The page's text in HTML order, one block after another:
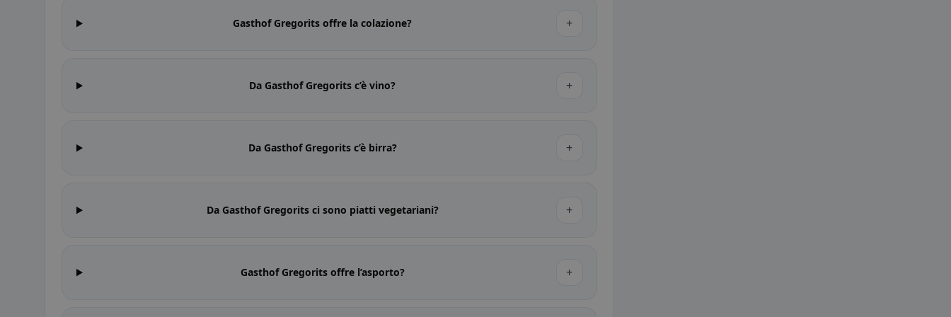
Gasthof Gregorits offre la colazione? +
Da Gasthof Gregorits c’è vino? +
Da Gasthof Gregorits c’è birra? +
Da Gasthof Gregorits ci sono piatti vegetariani? +
Gasthof Gregorits offre l’asporto? +